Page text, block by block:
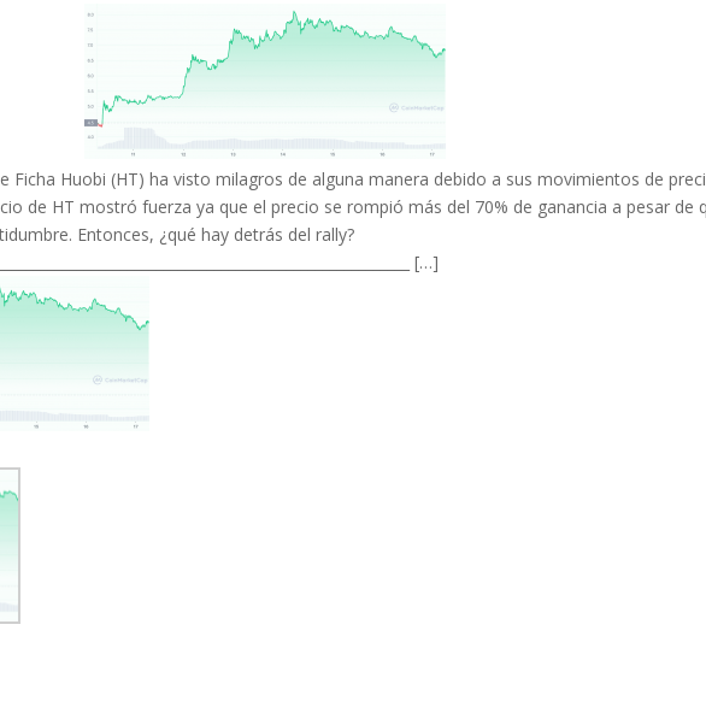
Ficha Huobi (HT) ha visto milagros de alguna manera debido a sus movimientos de
de HT mostró fuerza ya que el precio se rompió más del 70% de ganancia a pesar de
Entonces, ¿qué hay detrás del rally?
[…]